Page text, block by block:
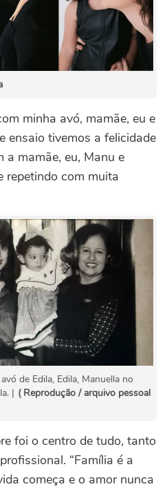
minha avó, mamãe, eu e
ensaio tivemos a felicidade
a mamãe, eu, Manu e
repetindo com muita
de Edila, Edila, Manuella no
| ( Reprodução / arquivo pessoal
foi o centro de tudo, tanto
“Família é a
começa e o amor nunca